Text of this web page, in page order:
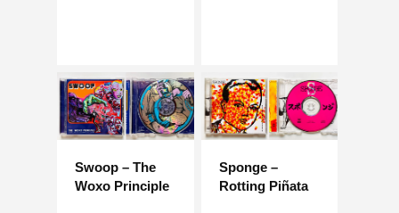
Swoop – The
Woxo Principle
Sponge –
Rotting Piñata